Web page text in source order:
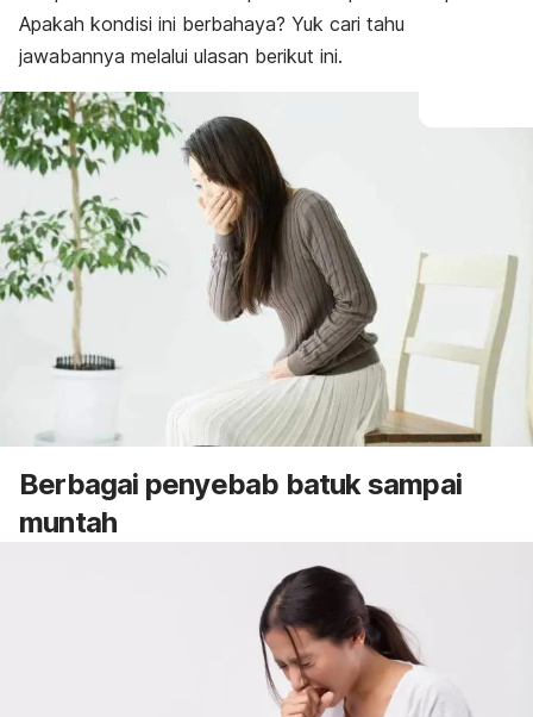
Apakah kondisi ini berbahaya? Yuk cari tahu
jawabannya melalui ulasan berikut ini.
Berbagai penyebab batuk sampai
muntah